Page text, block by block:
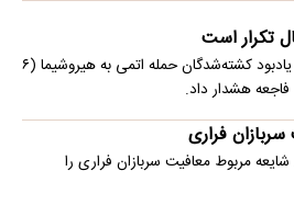
تکرار است
سفیر ایران در توکیو، در مراسم یادبود کشته‌شدگان حمله اتمی به هیروشیما (۶
فراری
شایعه مربوط معافیت سربازان فراری را